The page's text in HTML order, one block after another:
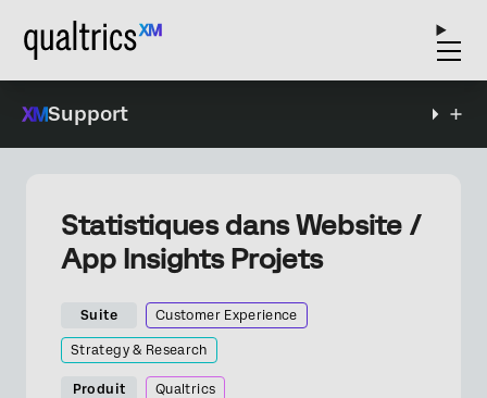
Support
Statistiques dans Website /
App Insights Projets
Suite Customer Experience
Strategy & Research
Produit Qualtrics